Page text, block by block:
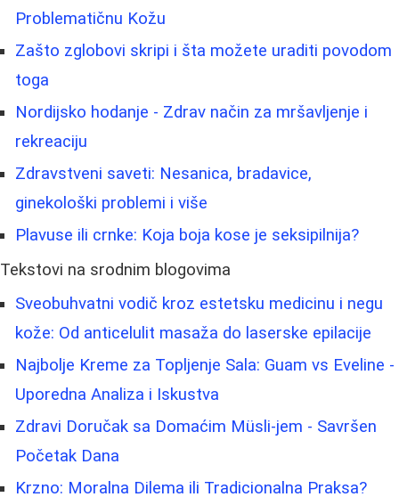
Problematičnu Kožu
Zašto zglobovi skripi i šta možete uraditi povodom
toga
Nordijsko hodanje - Zdrav način za mršavljenje i
rekreaciju
Zdravstveni saveti: Nesanica, bradavice,
ginekološki problemi i više
Plavuse ili crnke: Koja boja kose je seksipilnija?
Tekstovi na srodnim blogovima
Sveobuhvatni vodič kroz estetsku medicinu i negu
kože: Od anticelulit masaža do laserske epilacije
Najbolje Kreme za Topljenje Sala: Guam vs Eveline -
Uporedna Analiza i Iskustva
Zdravi Doručak sa Domaćim Müsli-jem - Savršen
Početak Dana
Krzno: Moralna Dilema ili Tradicionalna Praksa?